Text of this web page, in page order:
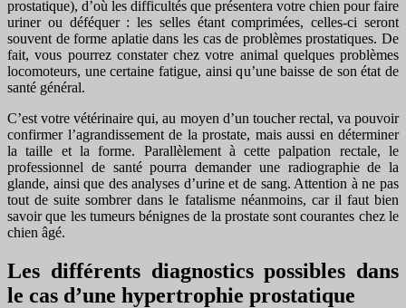
prostatique), d’où les difficultés que présentera votre chien pour faire
uriner ou déféquer : les selles étant comprimées, celles-ci seront
souvent de forme aplatie dans les cas de problèmes prostatiques. De
fait, vous pourrez constater chez votre animal quelques problèmes
locomoteurs, une certaine fatigue, ainsi qu’une baisse de son état de
santé général.
C’est votre vétérinaire qui, au moyen d’un toucher rectal, va pouvoir
confirmer l’agrandissement de la prostate, mais aussi en déterminer
la taille et la forme. Parallèlement à cette palpation rectale, le
professionnel de santé pourra demander une radiographie de la
glande, ainsi que des analyses d’urine et de sang. Attention à ne pas
tout de suite sombrer dans le fatalisme néanmoins, car il faut bien
savoir que les tumeurs bénignes de la prostate sont courantes chez le
chien âgé.
Les différents diagnostics possibles dans
le cas d’une hypertrophie prostatique